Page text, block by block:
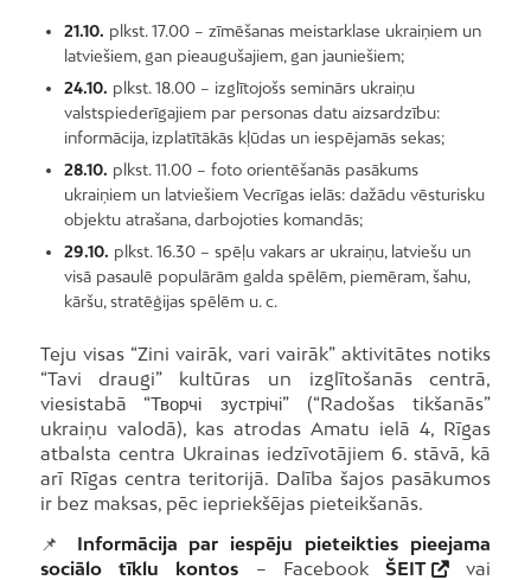
21.10. plkst. 17.00 – zīmēšanas meistarklase ukraiņiem un
latviešiem, gan pieaugušajiem, gan jauniešiem;
24.10. plkst. 18.00 – izglītojošs seminārs ukraiņu
valstspiederīgajiem par personas datu aizsardzību:
informācija, izplatītākās kļūdas un iespējamās sekas;
28.10. plkst. 11.00 – foto orientēšanās pasākums
ukraiņiem un latviešiem Vecrīgas ielās: dažādu vēsturisku
objektu atrašana, darbojoties komandās;
29.10. plkst. 16.30 – spēļu vakars ar ukraiņu, latviešu un
visā pasaulē populārām galda spēlēm, piemēram, šahu,
kāršu, stratēģijas spēlēm u. c.
Teju visas “Zini vairāk, vari vairāk” aktivitātes notiks
“Tavi draugi” kultūras un izglītošanās centrā,
viesistabā “Творчі зустрічі” (“Radošas tikšanās”
ukraiņu valodā), kas atrodas Amatu ielā 4, Rīgas
atbalsta centra Ukrainas iedzīvotājiem 6. stāvā, kā
arī Rīgas centra teritorijā. Dalība šajos pasākumos
ir bez maksas, pēc iepriekšējas pieteikšanās.
📌 Informācija par iespēju pieteikties pieejama
sociālo tīklu kontos – FacebookŠEIT
vai